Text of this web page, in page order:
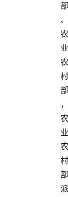
部
、
农
业
农
村
部
，
农
业
农
村
部
派